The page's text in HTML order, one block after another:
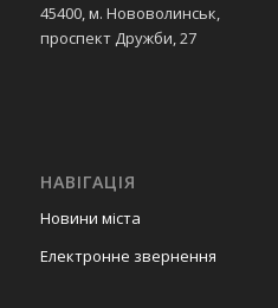
45400, м. Нововолинськ,
проспект Дружби, 27
НАВІГАЦІЯ
Новини міста
Електронне звернення